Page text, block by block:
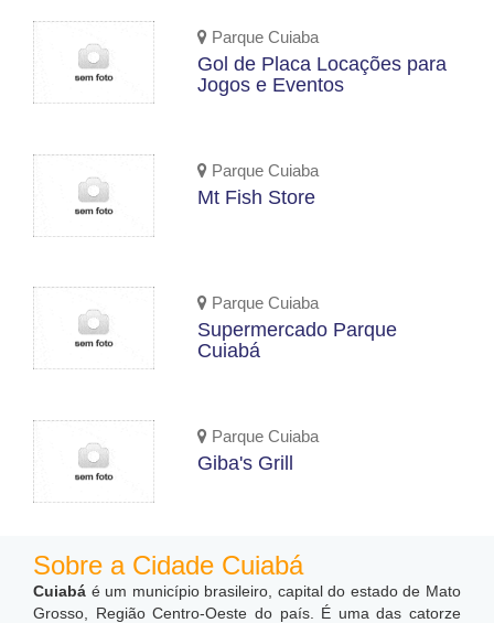
Parque Cuiaba
Gol de Placa Locações para
Jogos e Eventos
Parque Cuiaba
Mt Fish Store
Parque Cuiaba
Supermercado Parque
Cuiabá
Parque Cuiaba
Giba's Grill
Sobre a Cidade Cuiabá
Cuiabá é um município brasileiro, capital do estado de Mato
Grosso, Região Centro-Oeste do país. É uma das catorze